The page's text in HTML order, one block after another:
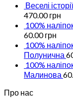
Веселі
470.00грн
100%
60.00грн
100%
Полунична
100%
Малинова
Про нас